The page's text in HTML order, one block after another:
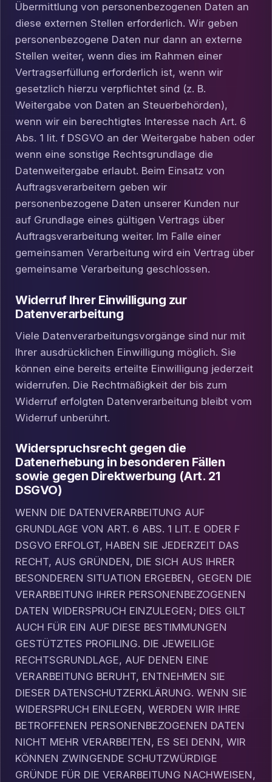
Übermittlung von personenbezogenen Daten an
diese externen Stellen erforderlich. Wir geben
personenbezogene Daten nur dann an externe
Stellen weiter, wenn dies im Rahmen einer
Vertragserfüllung erforderlich ist, wenn wir
gesetzlich hierzu verpflichtet sind (z. B.
Weitergabe von Daten an Steuerbehörden),
wenn wir ein berechtigtes Interesse nach Art. 6
Abs. 1 lit. f DSGVO an der Weitergabe haben oder
wenn eine sonstige Rechtsgrundlage die
Datenweitergabe erlaubt. Beim Einsatz von
Auftragsverarbeitern geben wir
personenbezogene Daten unserer Kunden nur
auf Grundlage eines gültigen Vertrags über
Auftragsverarbeitung weiter. Im Falle einer
gemeinsamen Verarbeitung wird ein Vertrag über
gemeinsame Verarbeitung geschlossen.
Widerruf Ihrer Einwilligung zur
Datenverarbeitung
Viele Datenverarbeitungsvorgänge sind nur mit
Ihrer ausdrücklichen Einwilligung möglich. Sie
können eine bereits erteilte Einwilligung jederzeit
widerrufen. Die Rechtmäßigkeit der bis zum
Widerruf erfolgten Datenverarbeitung bleibt vom
Widerruf unberührt.
Widerspruchsrecht gegen die
Datenerhebung in besonderen Fällen
sowie gegen Direktwerbung (Art. 21
DSGVO)
WENN DIE DATENVERARBEITUNG AUF
GRUNDLAGE VON ART. 6 ABS. 1 LIT. E ODER F
DSGVO ERFOLGT, HABEN SIE JEDERZEIT DAS
RECHT, AUS GRÜNDEN, DIE SICH AUS IHRER
BESONDEREN SITUATION ERGEBEN, GEGEN DIE
VERARBEITUNG IHRER PERSONENBEZOGENEN
DATEN WIDERSPRUCH EINZULEGEN; DIES GILT
AUCH FÜR EIN AUF DIESE BESTIMMUNGEN
GESTÜTZTES PROFILING. DIE JEWEILIGE
RECHTSGRUNDLAGE, AUF DENEN EINE
VERARBEITUNG BERUHT, ENTNEHMEN SIE
DIESER DATENSCHUTZERKLÄRUNG. WENN SIE
WIDERSPRUCH EINLEGEN, WERDEN WIR IHRE
BETROFFENEN PERSONENBEZOGENEN DATEN
NICHT MEHR VERARBEITEN, ES SEI DENN, WIR
KÖNNEN ZWINGENDE SCHUTZWÜRDIGE
GRÜNDE FÜR DIE VERARBEITUNG NACHWEISEN,